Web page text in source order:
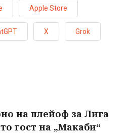
Apple Store
X Grok
на плейоф за Лига
гост на „Макаби“